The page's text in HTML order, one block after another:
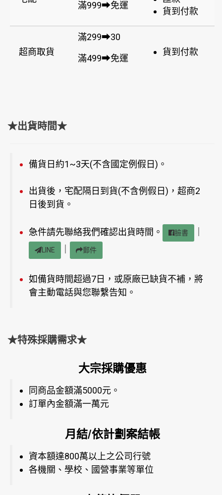
滿999➡免運
貨到付款
超商取貨
滿299➡30
滿499➡免運
貨到付款
★出貨時間★
備貨日約1~3天(不含國定例假日)。
出貨後，宅配隔日到貨(不含例假日)，超商2
日後到貨。
急件請先聯絡我們確認出貨時間。 臉書
LINE 郵件
如備貨時間超過7日，或原廠已缺貨不補，將
會主動電話與您聯繫告知。
★特殊採購需求★
大宗採購優惠
同商品金額滿5000元。
訂單內金額滿一萬元
月結/依計劃案結帳
資本額達800萬以上之公司行號
各機關、學校、國營事業等單位